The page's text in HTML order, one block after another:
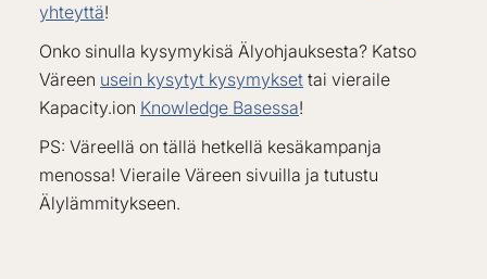
yhteyttä!
Onko sinulla kysymykisä Älyohjauksesta? Katso
Väreen usein kysytyt kysymykset tai vieraile
Kapacity.ion Knowledge Basessa!
PS: Väreellä on tällä hetkellä kesäkampanja
menossa! Vieraile Väreen sivuilla ja tutustu
Älylämmitykseen.